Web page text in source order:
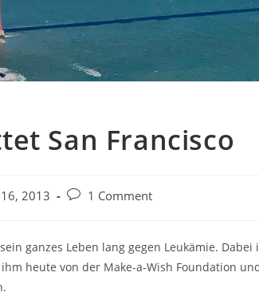
San Francisco
2013
Beitrags-
1 Comment
ganzes Leben lang gegen Leukämie.
heute von der Make-a-Wish Foundation